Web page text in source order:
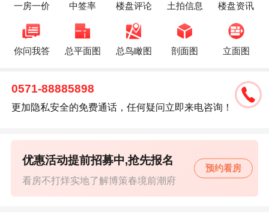
一房一价 中签率 楼盘评论 土拍信息 楼盘资讯
你问我答 总平面图 总鸟瞰图 剖面图 立面图
0571-88885898
更加隐私安全的免费通话，任何疑问立即来电咨询！
看房不打烊实地了解博策春境前潮府
优惠活动提前招募中,抢先报名
预约看房